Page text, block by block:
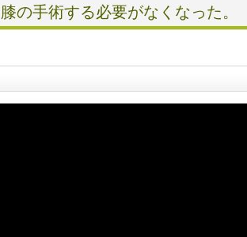
の手術する必要がなくなった。